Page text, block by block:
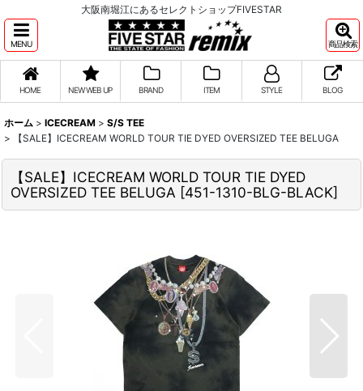
大阪南堀江にあるセレクトショップFIVESTAR
MENU 商品検索
HOME NEW WEB UP BRAND ITEM STYLE BLOG
ホーム > ICECREAM > S/S TEE
>
【SALE】ICECREAM WORLD TOUR TIE DYED OVERSIZED TEE BELUGA
【SALE】ICECREAM WORLD TOUR TIE DYED
OVERSIZED TEE BELUGA [451-1310-BLG-BLACK]